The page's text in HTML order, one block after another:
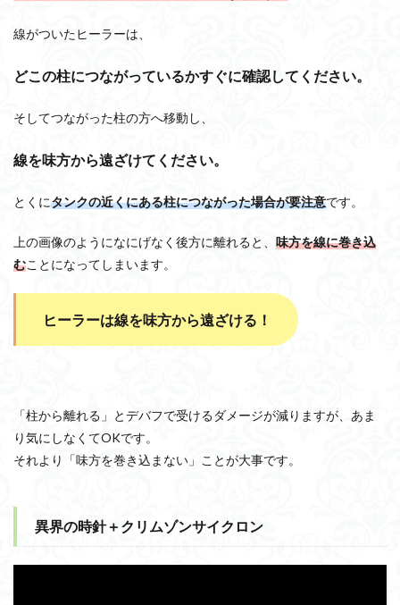
線がついたヒーラーは、
どこの柱につながっているかすぐに確認してください。
そしてつながった柱の方へ移動し、
線を味方から遠ざけてください。
とくにタンクの近くにある柱につながった場合が要注意です。
上の画像のようになにげなく後方に離れると、 味方を線に巻き込
むことになってしまいます。
ヒーラーは線を味方から遠ざける！
「柱から離れる」とデバフで受けるダメージが減りますが、あま
り気にしなくてOKです。
それより「味方を巻き込まない」ことが大事です。
異界の時針＋クリムゾンサイクロン